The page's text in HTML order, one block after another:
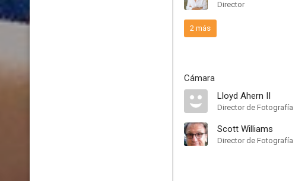
Director
2 más
Cámara
Lloyd Ahern II
Director de Fotografía
Scott Williams
Director de Fotografía